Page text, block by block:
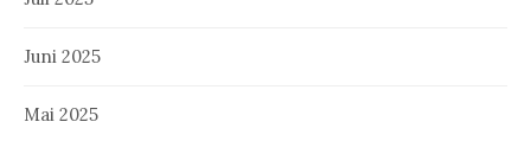
Juni 2025
Mai 2025